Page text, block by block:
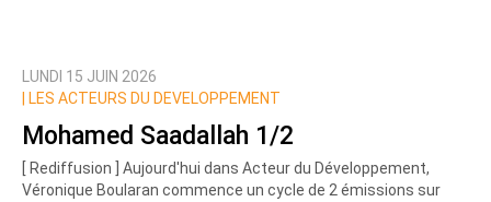
LUNDI 15 JUIN 2026
LES ACTEURS DU DEVELOPPEMENT
Mohamed Saadallah 1/2
[ Rediffusion ] Aujourd'hui dans Acteur du Développement,
Véronique Boularan commence un cycle de 2 émissions sur